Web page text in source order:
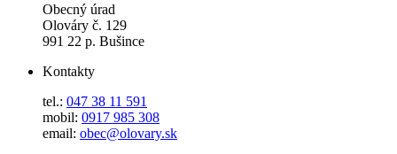
Obecný úrad
Olováry č. 129
991 22 p. Bušince
Kontakty
tel.: 047 38 11 591
mobil: 0917 985 308
email: obec@olovary.sk